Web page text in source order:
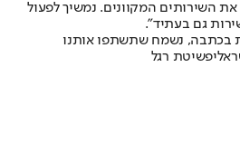
השירותים המקוונים. נמשיך לפעול
גם בעתיד".
בכתבה, נשמח שתשתפו אותנו
פשיטת רגל